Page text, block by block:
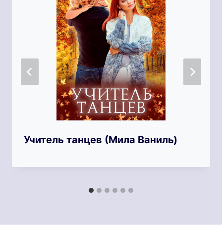
Учитель танцев (Мила Ваниль)